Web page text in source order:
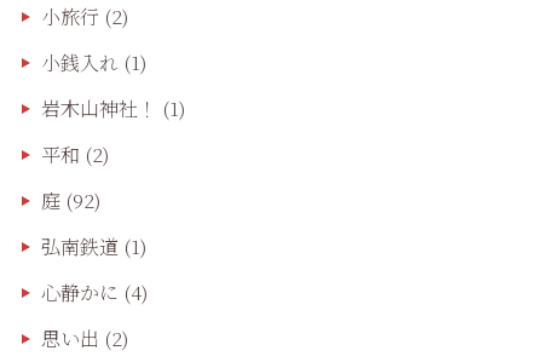
小旅行 (2)
小銭入れ (1)
岩木山神社！ (1)
平和 (2)
庭(92)
弘南鉄道 (1)
心静かに (4)
思い出 (2)